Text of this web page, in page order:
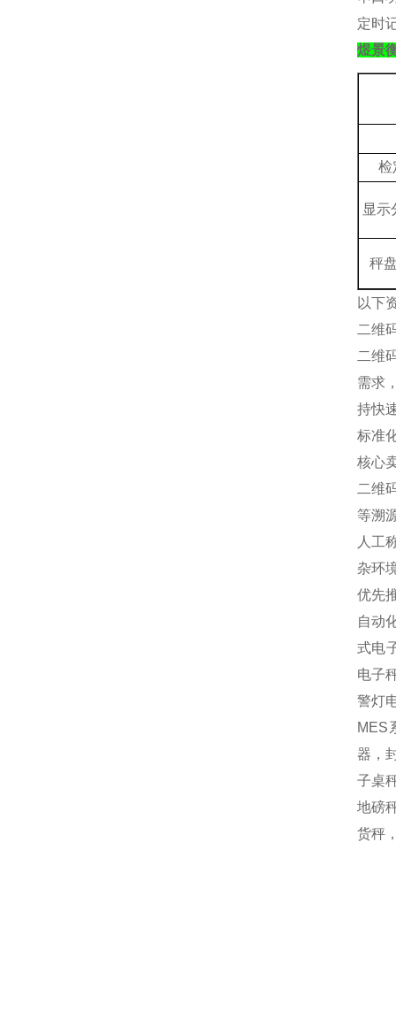
定时
煜景
检
显示
秤
以下
二维
二维
需求
持快
标准
核心
二维
等溯
人工
杂环
优先
自动
式电
电子
警灯
MES
器，
子桌
地磅
货秤